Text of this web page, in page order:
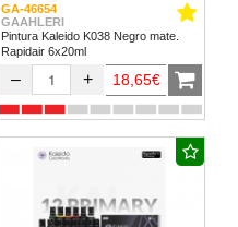
GA-46654
GAAHLERI
Pintura Kaleido K038 Negro mate.
Rapidair 6x20ml
– + 18,65€